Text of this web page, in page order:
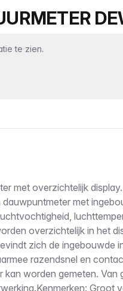
te zien.
met overzichtelijk
met
overzichtelijk in het
zich de ingebouwde
razendsnel en
kan worden gemeten. Van
Groot